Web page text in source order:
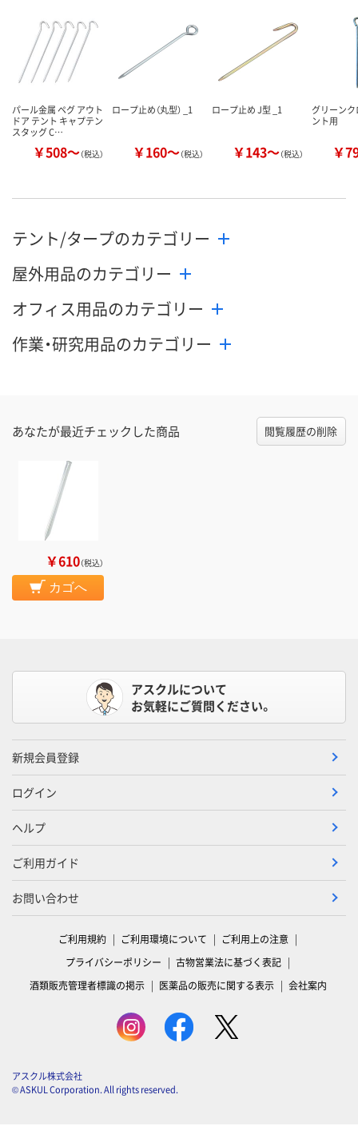
パール金属 ペグ アウト
ドア テント キャプテン
スタッグ C…
￥508～（税込）
ロープ止め（丸型） _1
￥160～（税込）
ロープ止め J型 _1
￥143～（税込）
グリーン
ント用
￥
テント/タープのカテゴリー
屋外用品のカテゴリー
オフィス用品のカテゴリー
作業・研究用品のカテゴリー
あなたが最近チェックした商品 閲覧履歴の削除
￥610（税込）
カゴへ
アスクルについて
お気軽にご質問ください。
新規会員登録
ログイン
ヘルプ
ご利用ガイド
お問い合わせ
ご利用規約 ご利用環境について
ご利用上の注意
プライバシーポリシー
古物営業法に基づく表記
酒類販売管理者標識の掲示
医薬品の販売に関する表示 会社案内
アスクル株式会社
© ASKUL Corporation. All rights reserved.